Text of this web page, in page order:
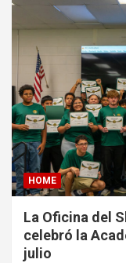
HOME
La Oficina del
celebró la
julio